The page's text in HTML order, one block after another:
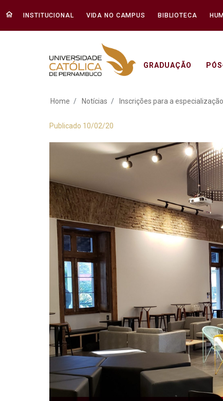
INSTITUCIONAL VIDA NO CAMPUS BIBLIOTECA
GRADUAÇÃO
Inscrições para a
Home Notícias Inscrições para a
Publicado 10/02/20